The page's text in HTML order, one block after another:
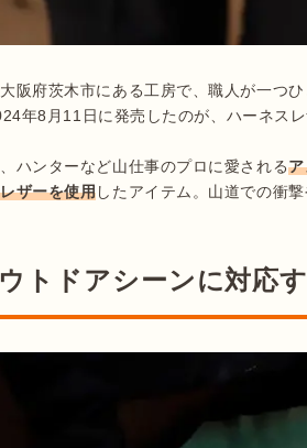
阪府茨木市にある工房で、職人が一つ
年8月11日に発売したのが、ハーネス
ハンターなど山仕事のプロに愛される
ザーを使用したアイテム。山道での衝
トドアシーンに対応